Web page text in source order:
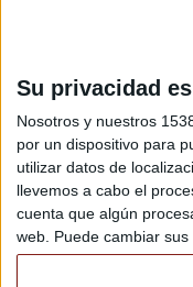
Su privacidad
Nosotros y nuestros
por un dispositivo para
utilizar datos de
llevemos a cabo el
cuenta que algún
web. Puede cambiar